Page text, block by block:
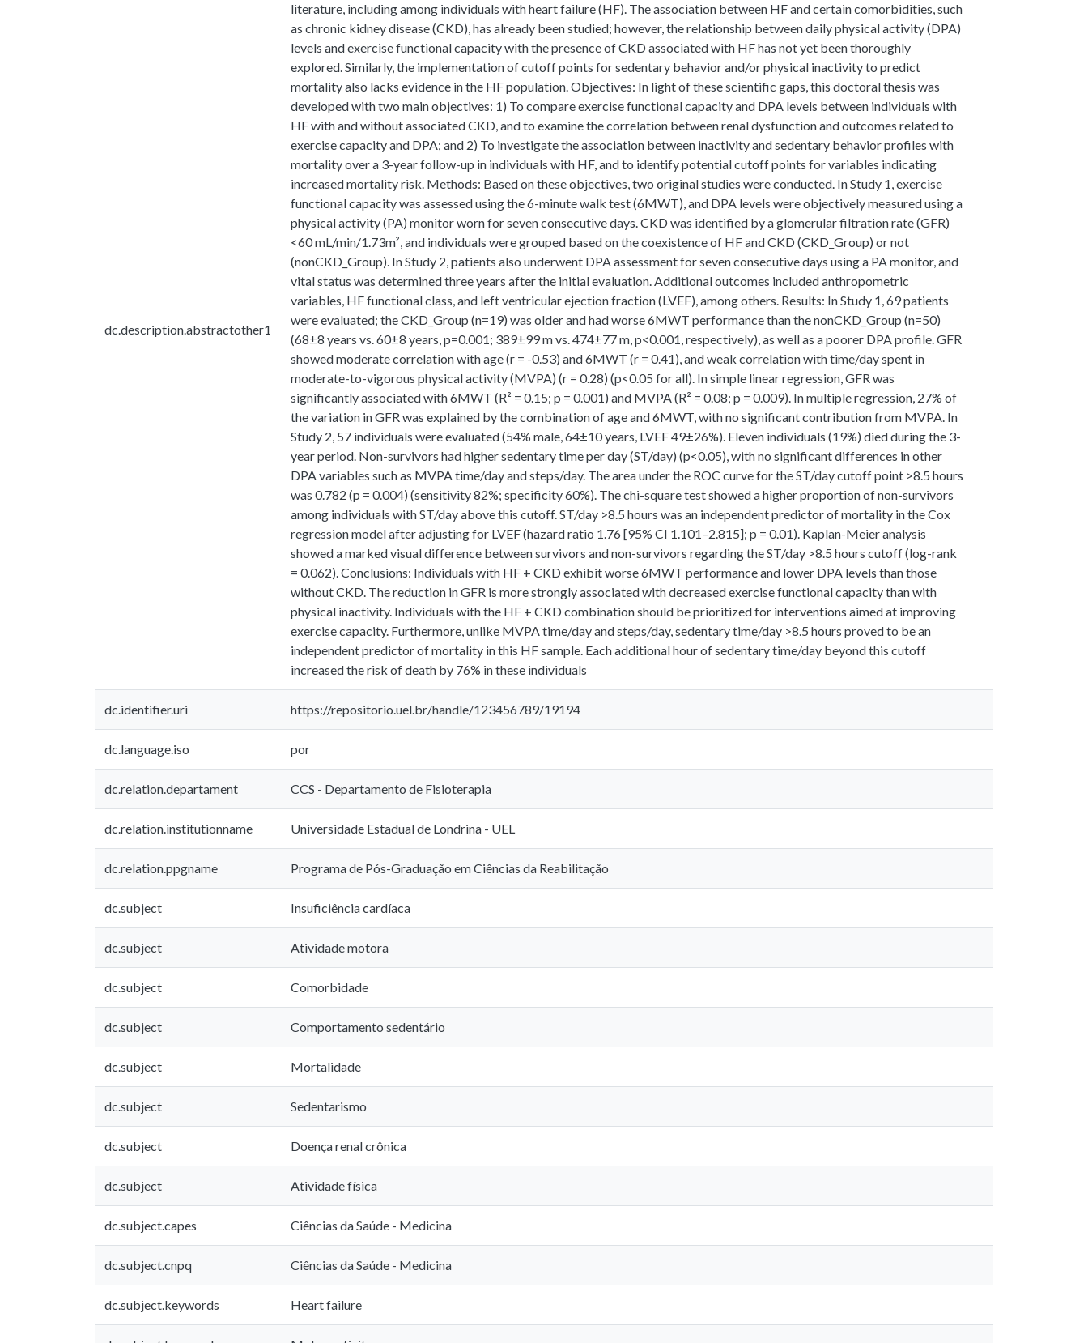
dc.description.abstractother1
literature, including among individuals with heart failure (HF). The association between HF and certain comorbidities, such
as chronic kidney disease (CKD), has already been studied; however, the relationship between daily physical activity (DPA)
levels and exercise functional capacity with the presence of CKD associated with HF has not yet been thoroughly
explored. Similarly, the implementation of cutoff points for sedentary behavior and/or physical inactivity to predict
mortality also lacks evidence in the HF population. Objectives: In light of these scientific gaps, this doctoral thesis was
developed with two main objectives: 1) To compare exercise functional capacity and DPA levels between individuals with
HF with and without associated CKD, and to examine the correlation between renal dysfunction and outcomes related to
exercise capacity and DPA; and 2) To investigate the association between inactivity and sedentary behavior profiles with
mortality over a 3-year follow-up in individuals with HF, and to identify potential cutoff points for variables indicating
increased mortality risk. Methods: Based on these objectives, two original studies were conducted. In Study 1, exercise
functional capacity was assessed using the 6-minute walk test (6MWT), and DPA levels were objectively measured using a
physical activity (PA) monitor worn for seven consecutive days. CKD was identified by a glomerular filtration rate (GFR)
<60 mL/min/1.73m², and individuals were grouped based on the coexistence of HF and CKD (CKD_Group) or not
(nonCKD_Group). In Study 2, patients also underwent DPA assessment for seven consecutive days using a PA monitor, and
vital status was determined three years after the initial evaluation. Additional outcomes included anthropometric
variables, HF functional class, and left ventricular ejection fraction (LVEF), among others. Results: In Study 1, 69 patients
were evaluated; the CKD_Group (n=19) was older and had worse 6MWT performance than the nonCKD_Group (n=50)
(68±8 years vs. 60±8 years, p=0.001; 389±99 m vs. 474±77 m, p<0.001, respectively), as well as a poorer DPA profile. GFR
showed moderate correlation with age (r = -0.53) and 6MWT (r = 0.41), and weak correlation with time/day spent in
moderate-to-vigorous physical activity (MVPA) (r = 0.28) (p<0.05 for all). In simple linear regression, GFR was
significantly associated with 6MWT (R² = 0.15; p = 0.001) and MVPA (R² = 0.08; p = 0.009). In multiple regression, 27% of
the variation in GFR was explained by the combination of age and 6MWT, with no significant contribution from MVPA. In
Study 2, 57 individuals were evaluated (54% male, 64±10 years, LVEF 49±26%). Eleven individuals (19%) died during the 3-
year period. Non-survivors had higher sedentary time per day (ST/day) (p<0.05), with no significant differences in other
DPA variables such as MVPA time/day and steps/day. The area under the ROC curve for the ST/day cutoff point >8.5 hours
was 0.782 (p = 0.004) (sensitivity 82%; specificity 60%). The chi-square test showed a higher proportion of non-survivors
among individuals with ST/day above this cutoff. ST/day >8.5 hours was an independent predictor of mortality in the Cox
regression model after adjusting for LVEF (hazard ratio 1.76 [95% CI 1.101–2.815]; p = 0.01). Kaplan-Meier analysis
showed a marked visual difference between survivors and non-survivors regarding the ST/day >8.5 hours cutoff (log-rank
= 0.062). Conclusions: Individuals with HF + CKD exhibit worse 6MWT performance and lower DPA levels than those
without CKD. The reduction in GFR is more strongly associated with decreased exercise functional capacity than with
physical inactivity. Individuals with the HF + CKD combination should be prioritized for interventions aimed at improving
exercise capacity. Furthermore, unlike MVPA time/day and steps/day, sedentary time/day >8.5 hours proved to be an
independent predictor of mortality in this HF sample. Each additional hour of sedentary time/day beyond this cutoff
increased the risk of death by 76% in these individuals
dc.identifier.uri https://repositorio.uel.br/handle/123456789/19194
dc.language.iso por
dc.relation.departament CCS - Departamento de Fisioterapia
dc.relation.institutionname Universidade Estadual de Londrina - UEL
dc.relation.ppgname Programa de Pós-Graduação em Ciências da Reabilitação
dc.subject Insuficiência cardíaca
dc.subject Atividade motora
dc.subject Comorbidade
dc.subject Comportamento sedentário
dc.subject Mortalidade
dc.subject Sedentarismo
dc.subject Doença renal crônica
dc.subject Atividade física
dc.subject.capes Ciências da Saúde - Medicina
dc.subject.cnpq Ciências da Saúde - Medicina
dc.subject.keywords Heart failure